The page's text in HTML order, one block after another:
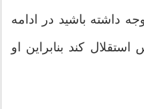
داشته باشید در ادامه
کند بنابراین او